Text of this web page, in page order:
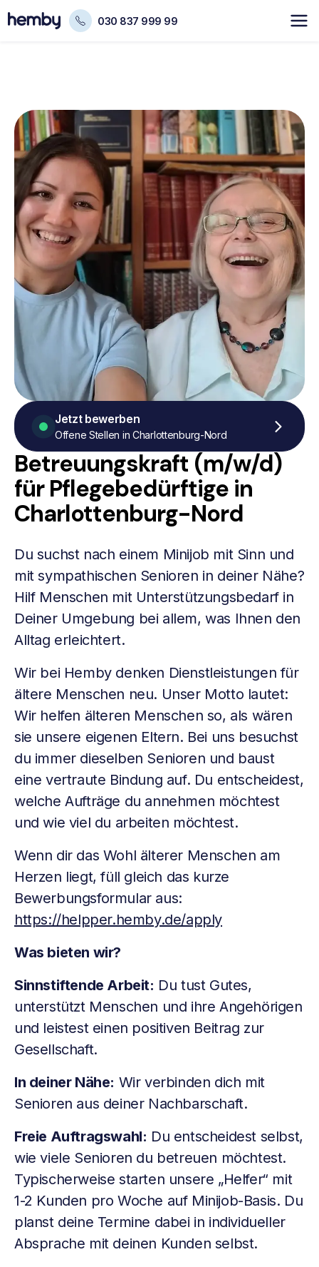
030 837 999 99
Betreuungskraft (m/w/d)
für Pflegebedürftige in
Charlottenburg-Nord
Du suchst nach einem Minijob mit Sinn und
mit sympathischen Senioren in deiner Nähe?
Hilf Menschen mit Unterstützungsbedarf in
Deiner Umgebung bei allem, was Ihnen den
Alltag erleichtert.
Wir bei Hemby denken Dienstleistungen für
ältere Menschen neu. Unser Motto lautet:
Wir helfen älteren Menschen so, als wären
sie unsere eigenen Eltern. Bei uns besuchst
du immer dieselben Senioren und baust
eine vertraute Bindung auf. Du entscheidest,
welche Aufträge du annehmen möchtest
und wie viel du arbeiten möchtest.
Wenn dir das Wohl älterer Menschen am
Herzen liegt, füll gleich das kurze
Bewerbungsformular aus:
https://helpper.hemby.de/apply
Was bieten wir?
Sinnstiftende Arbeit: Du tust Gutes,
unterstützt Menschen und ihre Angehörigen
und leistest einen positiven Beitrag zur
Gesellschaft.
In deiner Nähe: Wir verbinden dich mit
Senioren aus deiner Nachbarschaft.
Freie Auftragswahl: Du entscheidest selbst,
wie viele Senioren du betreuen möchtest.
Typischerweise starten unsere „Helfer“ mit
1-2 Kunden pro Woche auf Minijob-Basis. Du
planst deine Termine dabei in individueller
Absprache mit deinen Kunden selbst.
Jetzt bewerben
Offene Stellen in Charlottenburg-Nord